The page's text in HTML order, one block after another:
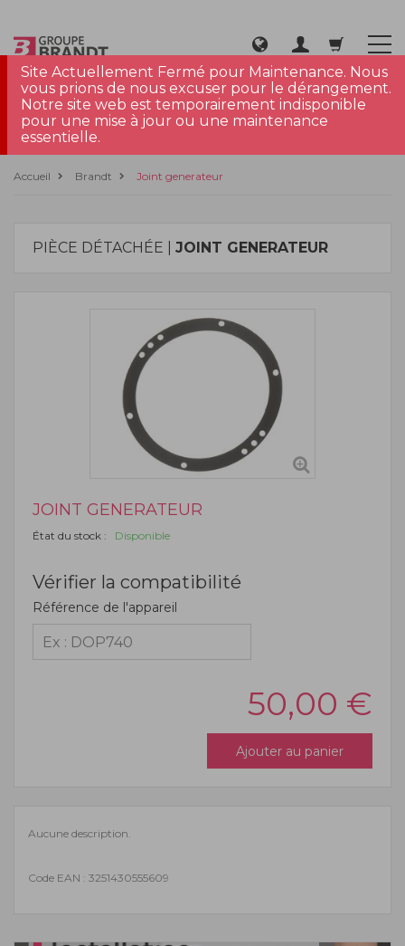
Site Actuellement Fermé pour Maintenance. Nous
vous prions de nous excuser pour le dérangement.
Notre site web est temporairement indisponible
pour une mise à jour ou une maintenance
essentielle.
Accueil Brandt Joint generateur
PIÈCE DÉTACHÉE | JOINT GENERATEUR
JOINT GENERATEUR
État du stock : Disponible
Vérifier la compatibilité
Référence de l'appareil
50,00 €
Ajouter au panier
Aucune description.
Code EAN : 3251430555609